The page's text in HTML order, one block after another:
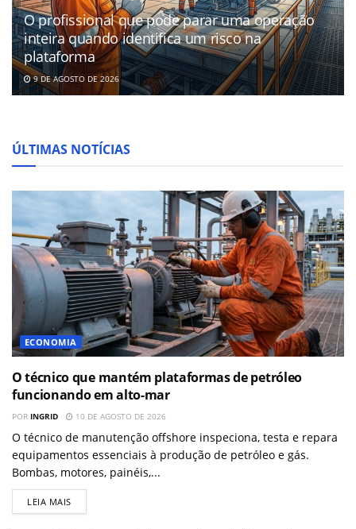
O profissional que pode parar uma operação
inteira quando identifica um risco na
plataforma
9 DE AGOSTO DE 2026
ÚLTIMAS NOTÍCIAS
ECONOMIA
O técnico que mantém plataformas de petróleo
funcionando em alto-mar
POR INGRID 10 DE AGOSTO DE 2026
O técnico de manutenção offshore inspeciona, testa e repara
equipamentos essenciais à produção de petróleo e gás.
Bombas, motores, painéis,...
LEIA MAIS